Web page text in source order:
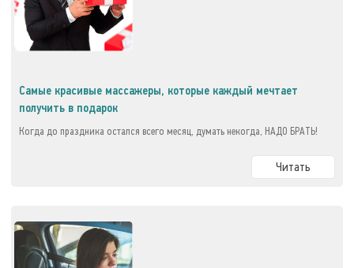
Самые красивые массажеры, которые каждый мечтает
получить в подарок
Когда до праздника остался всего месяц, думать некогда, НАДО БРАТЬ!
Читать